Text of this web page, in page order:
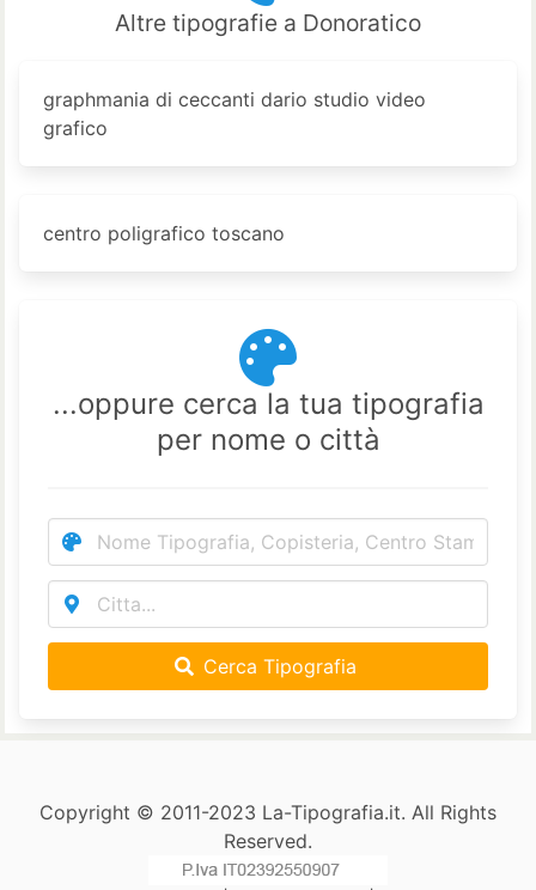
Altre tipografie a Donoratico
graphmania di ceccanti dario studio video
grafico
centro poligrafico toscano
...oppure cerca la tua tipografia
per nome o città
Cerca Tipografia
Copyright © 2011-2023 La-Tipografia.it. All Rights
Reserved.